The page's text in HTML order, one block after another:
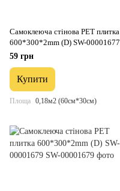
Самоклеюча стінова PET плитка
600*300*2mm (D) SW-00001677
59 грн
Купити
Площа 0,18м2 (60см*30см)